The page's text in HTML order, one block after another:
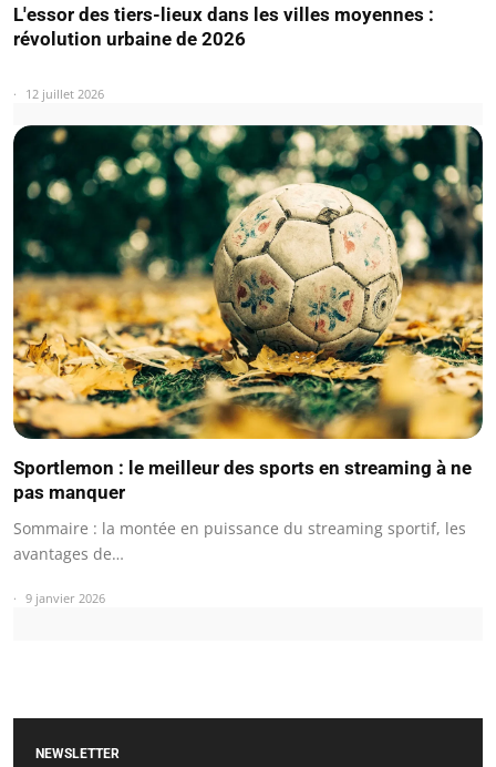
L'essor des tiers-lieux dans les villes moyennes :
révolution urbaine de 2026
12 juillet 2026
Sportlemon : le meilleur des sports en streaming à ne
pas manquer
Sommaire : la montée en puissance du streaming sportif, les
avantages de…
9 janvier 2026
NEWSLETTER